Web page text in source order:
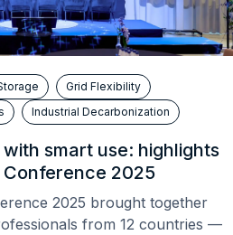
Grid Flexibility
Industrial Decarbonization
smart use: highlights
Conference 2025
2025 brought together
from 12 countries —